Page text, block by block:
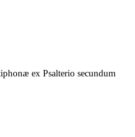
ex Psalterio secundum